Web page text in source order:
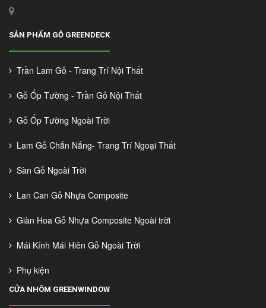
SẢN PHẨM GỖ GREENDECK
Trần Lam Gỗ - Trang Trí Nội Thất
Gỗ Ốp Tường - Trần Gỗ Nội Thất
Gỗ Ốp Tường Ngoài Trời
Lam Gỗ Chắn Nắng- Trang Trí Ngoại Thất
Sàn Gỗ Ngoài Trời
Lan Can Gỗ Nhựa Composite
Giàn Hoa Gỗ Nhựa Composite Ngoài trời
Mái Kính Mái Hiên Gỗ Ngoài Trời
Phụ kiện
CỬA NHÔM GREENWINDOW